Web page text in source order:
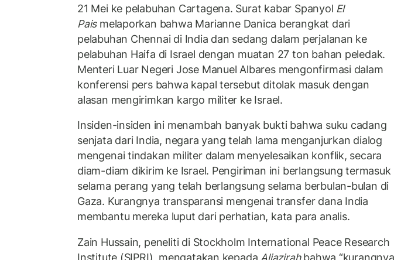
21 Mei ke pelabuhan Cartagena. Surat kabar Spanyol El
Paismelaporkan bahwa Marianne Danica berangkat dari
pelabuhan Chennai di India dan sedang dalam perjalanan ke
pelabuhan Haifa di Israel dengan muatan 27 ton bahan peledak.
Menteri Luar Negeri Jose Manuel Albares mengonfirmasi dalam
konferensi pers bahwa kapal tersebut ditolak masuk dengan
alasan mengirimkan kargo militer ke Israel.
Insiden-insiden ini menambah banyak bukti bahwa suku cadang
senjata dari India, negara yang telah lama menganjurkan dialog
mengenai tindakan militer dalam menyelesaikan konflik, secara
diam-diam dikirim ke Israel. Pengiriman ini berlangsung termasuk
selama perang yang telah berlangsung selama berbulan-bulan di
Gaza. Kurangnya transparansi mengenai transfer dana India
membantu mereka luput dari perhatian, kata para analis.
Zain Hussain, peneliti di Stockholm International Peace Research
Institute (SIPRI), mengatakan kepada Aljazirahbahwa “kurangnya